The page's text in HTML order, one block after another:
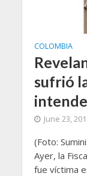
COLOMBIA
sufrió
June 23,
(Foto:
Ayer, la
fue víctima